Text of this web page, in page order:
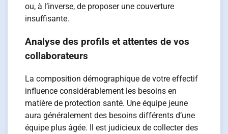
ou, à l’inverse, de proposer une couverture
insuffisante.
Analyse des profils et attentes de vos
collaborateurs
La composition démographique de votre effectif
influence considérablement les besoins en
matière de protection santé. Une équipe jeune
aura généralement des besoins différents d’une
équipe plus âgée. Il est judicieux de collecter des